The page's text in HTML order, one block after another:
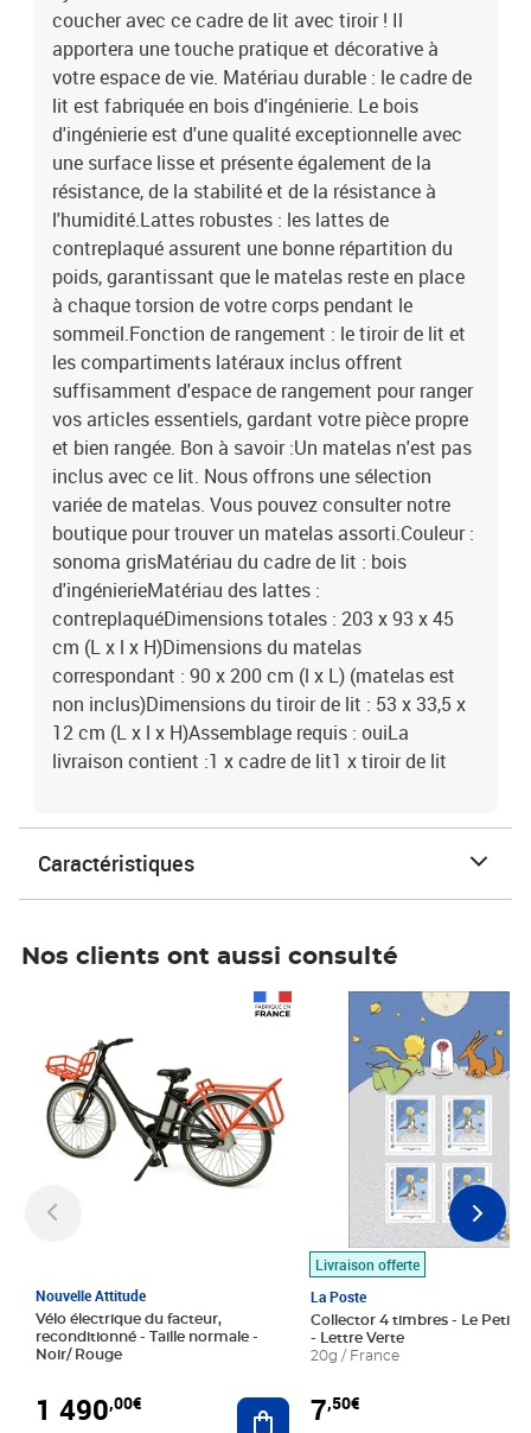
pouvez consulter notre boutique pour trouver un matelas
assorti.Couleur : sonoma grisMatériau du cadre de lit : bois
d'ingénierieMatériau des lattes : contreplaquéDimensions totales :
203 x 93 x 45 cm (L x l x H)Dimensions du matelas correspondant :
90 x 200 cm (l x L) (matelas est non inclus)Dimensions du tiroir de
lit : 53 x 33,5 x 12 cm (L x l x H)Assemblage requis : ouiLa livraison
contient :1 x cadre de lit1 x tiroir de lit
coucher avec ce cadre de lit avec tiroir ! Il
apportera une touche pratique et décorative à
votre espace de vie. Matériau durable : le cadre de
lit est fabriquée en bois d'ingénierie. Le bois
d'ingénierie est d'une qualité exceptionnelle avec
une surface lisse et présente également de la
résistance, de la stabilité et de la résistance à
l'humidité.Lattes robustes : les lattes de
contreplaqué assurent une bonne répartition du
poids, garantissant que le matelas reste en place
à chaque torsion de votre corps pendant le
sommeil.Fonction de rangement : le tiroir de lit et
les compartiments latéraux inclus offrent
suffisamment d'espace de rangement pour ranger
vos articles essentiels, gardant votre pièce propre
et bien rangée. Bon à savoir :Un matelas n'est pas
inclus avec ce lit. Nous offrons une sélection
variée de matelas. Vous pouvez consulter notre
boutique pour trouver un matelas assorti.Couleur :
sonoma grisMatériau du cadre de lit : bois
d'ingénierieMatériau des lattes :
contreplaquéDimensions totales : 203 x 93 x 45
cm (L x l x H)Dimensions du matelas
correspondant : 90 x 200 cm (l x L) (matelas est
non inclus)Dimensions du tiroir de lit : 53 x 33,5 x
12 cm (L x l x H)Assemblage requis : ouiLa
livraison contient :1 x cadre de lit1 x tiroir de lit
Caractéristiques
Nos clients ont aussi consulté
Nouvelle Attitude
Vélo électrique du facteur,
reconditionné - Taille normale -
Noir/ Rouge
1 490,00€ Ajouter au panier
Livraison offerte
La Poste
Collector 4 timbres - Le Petit
- Lettre Verte
20g / France
7,50€
Prix 7,50€